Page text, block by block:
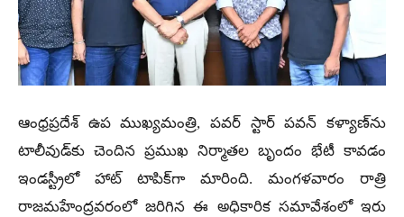
ఆంధ్రప్రదేశ్ ఉప ముఖ్యమంత్రి, పవర్ స్టార్ పవన్ కళ్యాణ్‌ను
టాలీవుడ్‌కు చెందిన ప్రముఖ నిర్మాతల బృందం భేటీ కావడం
ఇండస్ట్రీలో హాట్ టాపిక్‌గా మారింది. మంగళవారం రాత్రి
రాజమహేంద్రవరంలో జరిగిన ఈ అధికారిక సమావేశంలో ఇరు